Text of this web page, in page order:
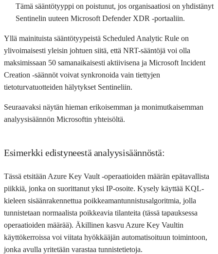
Tämä sääntötyyppi on poistunut, jos organisaatiosi on yhdistänyt
Sentinelin uuteen Microsoft Defender XDR -portaaliin.
Yllä mainituista sääntötyypeistä Scheduled Analytic Rule on
ylivoimaisesti yleisin johtuen siitä, että NRT-sääntöjä voi olla
maksimissaan 50 samanaikaisesti aktiivisena ja Microsoft Incident
Creation -säännöt voivat synkronoida vain tiettyjen
tietoturvatuotteiden hälytykset Sentineliin.
Seuraavaksi näytän hieman erikoisemman ja monimutkaisemman
analyysisäännön Microsoftin yhteisöltä.
Esimerkki edistyneestä analyysisäännöstä:
Tässä etsitään Azure Key Vault -operaatioiden määrän epätavallista
piikkiä, jonka on suorittanut yksi IP-osoite. Kysely käyttää KQL-
kieleen sisäänrakennettua poikkeamantunnistusalgoritmia, jolla
tunnistetaan normaalista poikkeavia tilanteita (tässä tapauksessa
operaatioiden määrää). Äkillinen kasvu Azure Key Vaultin
käyttökerroissa voi viitata hyökkääjän automatisoituun toimintoon,
jonka avulla yritetään varastaa tunnistetietoja.